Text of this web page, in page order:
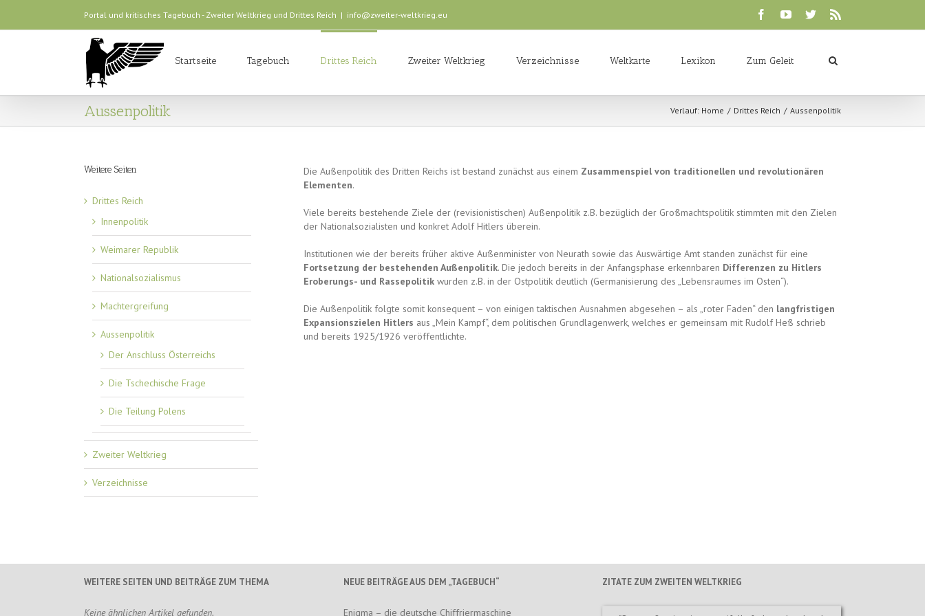
Portal und kritisches Tagebuch - Zweiter Weltkrieg und Drittes Reich | info@zweiter-weltkrieg.eu
Startseite Tagebuch Drittes Reich Zweiter Weltkrieg Verzeichnisse Weltkarte Lexikon Zum Geleit
Aussenpolitik Verlauf: Home Drittes Reich Aussenpolitik
Die Außenpolitik des Dritten Reichs ist bestand zunächst aus einem Zusammenspiel von traditionellen und revolutionären
Elementen.
Viele bereits bestehende Ziele der (revisionistischen) Außenpolitik z.B. bezüglich der Großmachtspolitik stimmten mit den Zielen
der Nationalsozialisten und konkret Adolf Hitlers überein.
Institutionen wie der bereits früher aktive Außenminister von Neurath sowie das Auswärtige Amt standen zunächst für eine
Fortsetzung der bestehenden Außenpolitik. Die jedoch bereits in der Anfangsphase erkennbaren Differenzen zu Hitlers
Eroberungs- und Rassepolitik wurden z.B. in der Ostpolitik deutlich (Germanisierung des „Lebensraumes im Osten“).
Die Außenpolitik folgte somit konsequent – von einigen taktischen Ausnahmen abgesehen – als „roter Faden“ den langfristigen
Expansionszielen Hitlers aus „Mein Kampf“, dem politischen Grundlagenwerk, welches er gemeinsam mit Rudolf Heß schrieb
und bereits 1925/1926 veröffentlichte.
Weitere Seiten
Drittes Reich
Innenpolitik
Weimarer Republik
Nationalsozialismus
Machtergreifung
Aussenpolitik
Der Anschluss Österreichs
Die Tschechische Frage
Die Teilung Polens
Zweiter Weltkrieg
Verzeichnisse
WEITERE SEITEN UND BEITRÄGE ZUM THEMA
Keine ähnlichen Artikel gefunden.
NEUE BEITRÄGE AUS DEM „TAGEBUCH“
Enigma – die deutsche Chiffriermaschine
ZITATE ZUM ZWEITEN WELTKRIEG